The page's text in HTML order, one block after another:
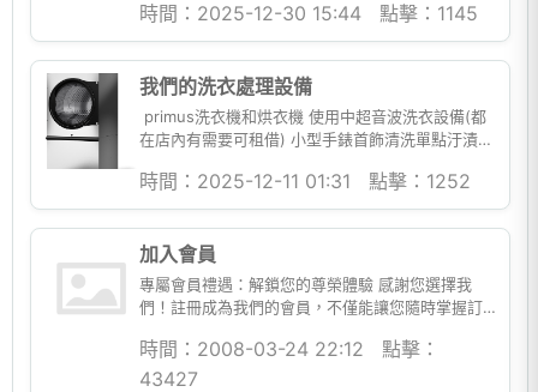
「積分商...
時間：2025-12-30 15:44 點擊：1145
我們的洗衣處理設備
primus洗衣機和烘衣機 使用中超音波洗衣設備(都
在店內有需要可租借) 小型手錶首飾清洗單點汙漬隨
時間：2025-12-11 01:31 點擊：1252
加入會員
專屬會員禮遇：解鎖您的尊榮體驗 感謝您選擇我
們！註冊成為我們的會員，不僅能讓您隨時掌握訂
一連串為您量身打造的專屬功能...
時間：2008-03-24 22:12
點擊：
43427